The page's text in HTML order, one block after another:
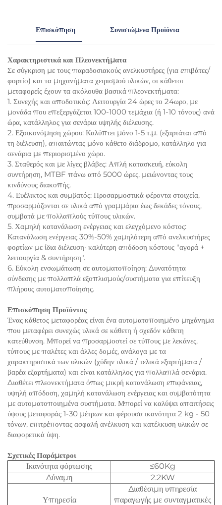
Επισκόπηση Συνιστώμενα Προϊόντα
Χαρακτηριστικά και Πλεονεκτήματα
Σε σύγκριση με τους παραδοσιακούς ανελκυστήρες (για επιβάτες/
φορτίο) και τα μηχανήματα χειρισμού υλικών, οι κάθετοι
μεταφορείς έχουν τα ακόλουθα βασικά πλεονεκτήματα:
1. Συνεχής και αποδοτικός: Λειτουργία 24 ώρες το 24ωρο, με
μονάδα που επεξεργάζεται 100-1000 τεμάχια (ή 1-10 τόνους) ανά
ώρα, κατάλληλος για σενάρια υψηλής διέλευσης.
2. Εξοικονόμηση χώρου: Καλύπτει μόνο 1-5 τ.μ. (εξαρτάται από
τη διέλευση), απαιτώντας μόνο κάθετο διάδρομο, κατάλληλο για
σενάρια με περιορισμένο χώρο.
3. Σταθερός και με λίγες βλάβες: Απλή κατασκευή, εύκολη
συντήρηση, MTBF πάνω από 5000 ώρες, μειώνοντας τους
κινδύνους διακοπής.
4. Ευέλικτος και συμβατός: Προσαρμοστικά φέροντα στοιχεία,
προσαρμόζονται σε υλικά από γραμμάρια έως δεκάδες τόνους,
συμβατά με πολλαπλούς τύπους υλικών.
5. Χαμηλή κατανάλωση ενέργειας και ελεγχόμενο κόστος:
Κατανάλωση ενέργειας 30%-50% χαμηλότερη από ανελκυστήρες
φορτίων με ίδια διέλευση· καλύτερη απόδοση κόστους "αγορά +
λειτουργία & συντήρηση".
6. Εύκολη ενσωμάτωση σε αυτοματοποίηση: Δυνατότητα
σύνδεσης με πολλαπλά εξοπλισμούς/συστήματα για επίτευξη
πλήρους αυτοματοποίησης.
Επισκόπηση Προϊόντος
Ένας κάθετος μεταφορέας είναι ένα αυτοματοποιημένο μηχάνημα
που μεταφέρει συνεχώς υλικά σε κάθετη ή σχεδόν κάθετη
κατεύθυνση. Μπορεί να προσαρμοστεί σε τύπους με λεκάνες,
τύπους με παλέτες και άλλες δομές, ανάλογα με τα
χαρακτηριστικά των υλικών (χύδην υλικά / τελικά εξαρτήματα /
βαρέα εξαρτήματα) και είναι κατάλληλος για πολλαπλά σενάρια.
Διαθέτει πλεονεκτήματα όπως μικρή κατανάλωση επιφάνειας,
υψηλή απόδοση, χαμηλή κατανάλωση ενέργειας και συμβατότητα
με αυτοματοποιημένα συστήματα. Μπορεί να καλύψει απαιτήσεις
ύψους μεταφοράς 1-30 μέτρων και φέρουσα ικανότητα 2 kg - 50
τόνων, επιτρέποντας ασφαλή ανέλκυση και κατέλκυση υλικών σε
διαφορετικά ύψη.
Σχετικές Παράμετροι
Ικανότητα φόρτωσης
≤60Kg
Δύναμη
2.2KW
Υπηρεσία
Διαθέσιμη υπηρεσία
παραγωγής με συνταγματικές